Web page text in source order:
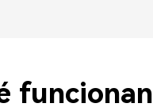
funcionan